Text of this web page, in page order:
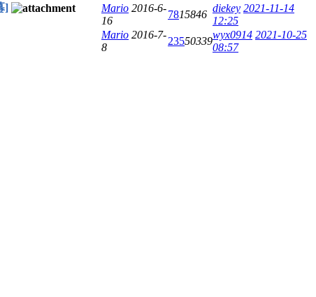
]
Mario 2016-6-
16
7815846
diekey 2021-11-14
12:25
Mario 2016-7-
8
23550339
wyx0914 2021-10-25
08:57